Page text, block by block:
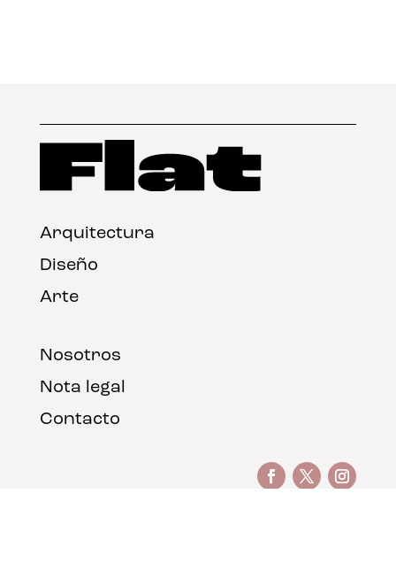
Arquitectura
Diseño
Arte
Nosotros
Nota legal
Contacto